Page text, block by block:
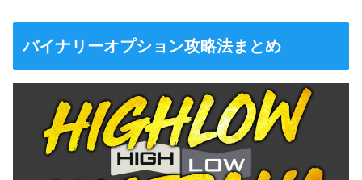
バイナリーオプション攻略法まとめ